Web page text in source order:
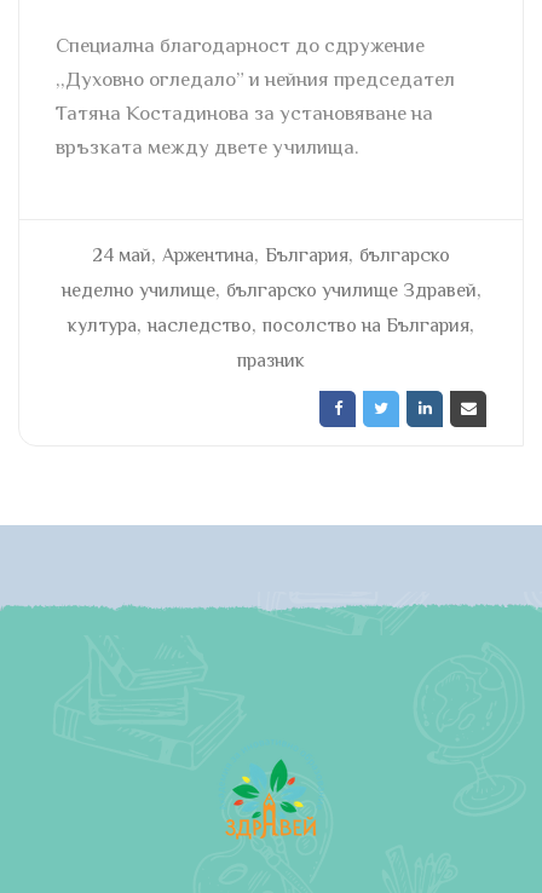
Специална благодарност до сдружение
,,Духовно огледало” и нейния председател
Татяна Костадинова за установяване на
връзката между двете училища.
24 май, Аржентина, България, българско
неделно училище, българско училище Здравей,
култура,наследство, посолство на България,
празник